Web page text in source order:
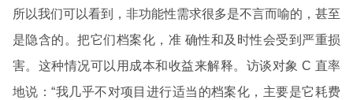
所以我们可以看到，非功能性需求很多是不言而喻的，甚至
是隐含的。把它们档案化，准 确性和及时性会受到严重损
害。这种情况可以用成本和收益来解释。访谈对象 C 直率
地说：“我几乎不对项目进行适当的档案化，主要是它耗费